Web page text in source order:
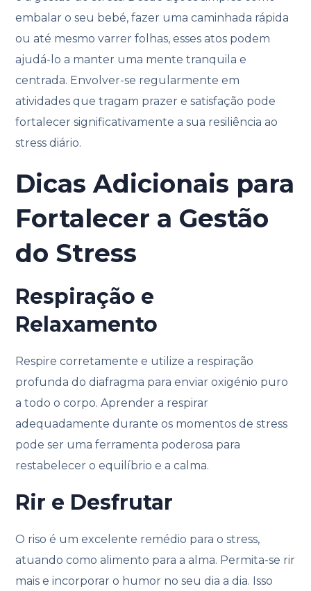
embalar o seu bebé, fazer uma caminhada rápida
ou até mesmo varrer folhas, esses atos podem
ajudá-lo a manter uma mente tranquila e
centrada. Envolver-se regularmente em
atividades que tragam prazer e satisfação pode
fortalecer significativamente a sua resiliência ao
stress diário.
Dicas Adicionais para
Fortalecer a Gestão
do Stress
Respiração e
Relaxamento
Respire corretamente e utilize a respiração
profunda do diafragma para enviar oxigénio puro
a todo o corpo. Aprender a respirar
adequadamente durante os momentos de stress
pode ser uma ferramenta poderosa para
restabelecer o equilíbrio e a calma.
Rir e Desfrutar
O riso é um excelente remédio para o stress,
atuando como alimento para a alma. Permita-se rir
mais e incorporar o humor no seu dia a dia. Isso